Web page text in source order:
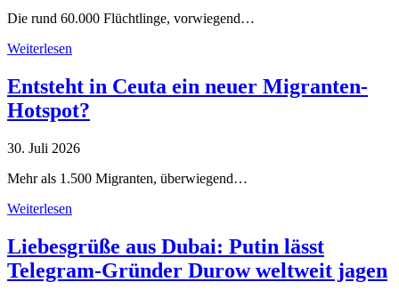
Die rund 60.000 Flüchtlinge, vorwiegend…
Weiterlesen
Entsteht in Ceuta ein neuer Migranten-
Hotspot?
30. Juli 2026
Mehr als 1.500 Migranten, überwiegend…
Weiterlesen
Liebesgrüße aus Dubai: Putin lässt
Telegram-Gründer Durow weltweit jagen